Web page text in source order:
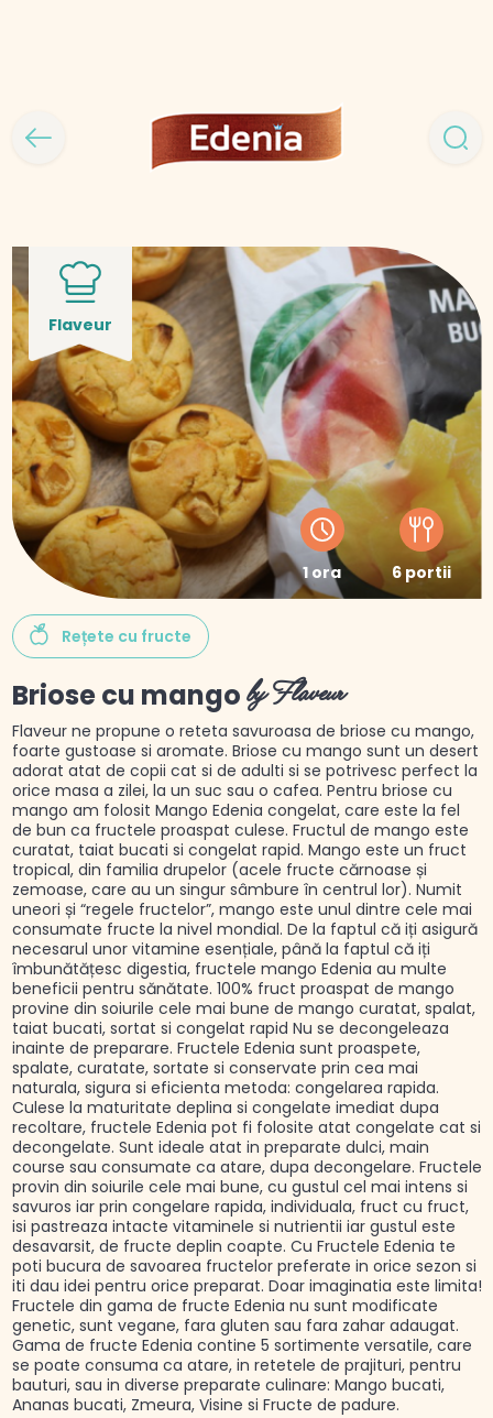
Flaveur
1 ora 6 portii
Rețete cu fructe
Briose cu mango by Flaveur
Flaveur ne propune o reteta savuroasa de briose cu mango,
foarte gustoase si aromate. Briose cu mango sunt un desert
adorat atat de copii cat si de adulti si se potrivesc perfect la
orice masa a zilei, la un suc sau o cafea. Pentru briose cu
mango am folosit Mango Edenia congelat, care este la fel
de bun ca fructele proaspat culese. Fructul de mango este
curatat, taiat bucati si congelat rapid. Mango este un fruct
tropical, din familia drupelor (acele fructe cărnoase și
zemoase, care au un singur sâmbure în centrul lor). Numit
uneori și “regele fructelor”, mango este unul dintre cele mai
consumate fructe la nivel mondial. De la faptul că iți asigură
necesarul unor vitamine esențiale, până la faptul că iți
îmbunătățesc digestia, fructele mango Edenia au multe
beneficii pentru sănătate. 100% fruct proaspat de mango
provine din soiurile cele mai bune de mango curatat, spalat,
taiat bucati, sortat si congelat rapid Nu se decongeleaza
inainte de preparare. Fructele Edenia sunt proaspete,
spalate, curatate, sortate si conservate prin cea mai
naturala, sigura si eficienta metoda: congelarea rapida.
Culese la maturitate deplina si congelate imediat dupa
recoltare, fructele Edenia pot fi folosite atat congelate cat si
decongelate. Sunt ideale atat in preparate dulci, main
course sau consumate ca atare, dupa decongelare. Fructele
provin din soiurile cele mai bune, cu gustul cel mai intens si
savuros iar prin congelare rapida, individuala, fruct cu fruct,
isi pastreaza intacte vitaminele si nutrientii iar gustul este
desavarsit, de fructe deplin coapte. Cu Fructele Edenia te
poti bucura de savoarea fructelor preferate in orice sezon si
iti dau idei pentru orice preparat. Doar imaginatia este limita!
Fructele din gama de fructe Edenia nu sunt modificate
genetic, sunt vegane, fara gluten sau fara zahar adaugat.
Gama de fructe Edenia contine 5 sortimente versatile, care
se poate consuma ca atare, in retetele de prajituri, pentru
bauturi, sau in diverse preparate culinare: Mango bucati,
Ananas bucati, Zmeura, Visine si Fructe de padure.